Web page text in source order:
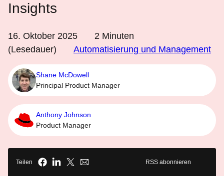
Insights
16. Oktober 2025 2 Minuten
(Lesedauer)
Automatisierung und Management
Shane McDowell
Principal Product Manager
Anthony Johnson
Product Manager
Teilen RSS abonnieren